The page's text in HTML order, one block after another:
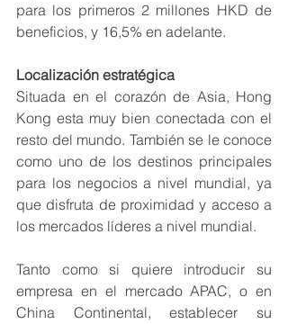
para los primeros 2 millones HKD de
beneficios, y 16,5% en adelante.
Localización estratégica
Situada en el corazón de Asia, Hong
Kong esta muy bien conectada con el
resto del mundo. También se le conoce
como uno de los destinos principales
para los negocios a nivel mundial, ya
que disfruta de proximidad y acceso a
los mercados líderes a nivel mundial.
Tanto como si quiere introducir su
empresa en el mercado APAC, o en
China Continental, establecer su